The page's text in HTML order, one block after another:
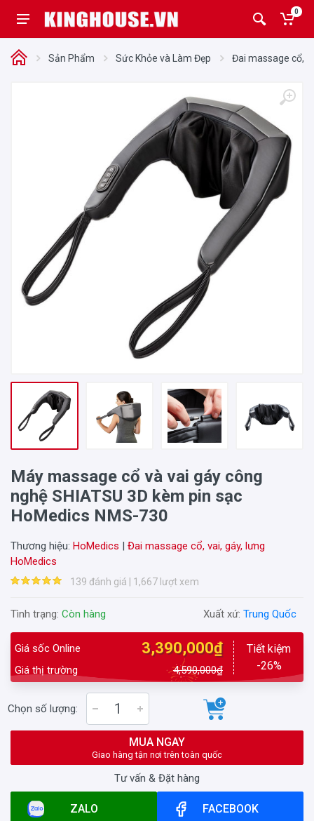
0
Sản Phẩm Sức Khỏe và Làm Đẹp Đai massage cổ,
Máy massage cổ và vai gáy công
nghệ SHIATSU 3D kèm pin sạc
HoMedics NMS-730
Thương hiệu: HoMedics | Đai massage cổ, vai, gáy, lưng
HoMedics
139 đánh giá | 1,667 lượt xem
Tình trạng: Còn hàng Xuất xứ: Trung Quốc
Giá sốc Online 3,390,000₫
Giá thị trường 4,590,000₫
Tiết kiệm
-26%
Chọn số lượng:
MUA NGAY
Giao hàng tận nơi trên toàn quốc
Tư vấn & Đặt hàng
ZALO FACEBOOK